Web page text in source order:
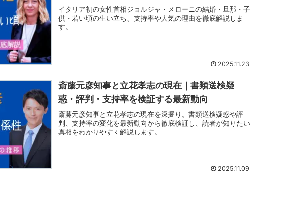
イタリア初の女性首相ジョルジャ・メローニの結婚・旦那・子
供・若い頃の生い立ち、支持率や人気の理由を徹底解説しま
す。
2025.11.23
斎藤元彦知事と立花孝志の現在｜書類送検疑
惑・評判・支持率を検証する最新動向
斎藤元彦知事と立花孝志の現在を深掘り。書類送検疑惑や評
判、支持率の変化を最新動向から徹底検証し、読者が知りたい
真相をわかりやすく解説します。
2025.11.09